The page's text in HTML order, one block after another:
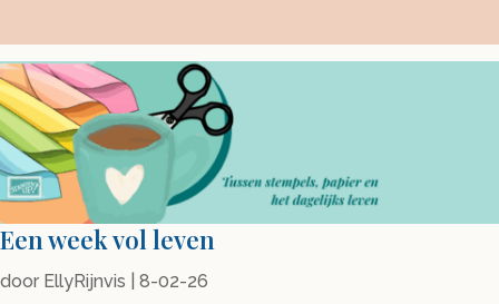
Een week vol leven
door EllyRijnvis 8-02-26